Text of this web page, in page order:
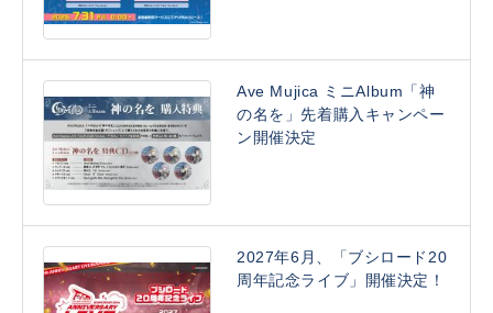
Ave Mujica ミニAlbum「神
の名を」先着購入キャンペー
ン開催決定
2027年6月、「ブシロード20
周年記念ライブ」開催決定！